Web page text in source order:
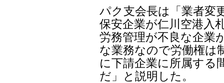
パク支会長は「業者変
保安企業が仁川空港入
労務管理が不良な企業
な業務なので労働権は
に下請企業に所属する
だ」と説明した。